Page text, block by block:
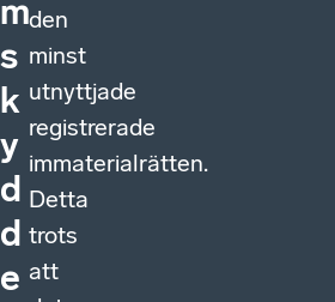
m
s
k
y
d
d
e
den
minst
utnyttjade
registrerade
immaterialrätten.
Detta
trots
att